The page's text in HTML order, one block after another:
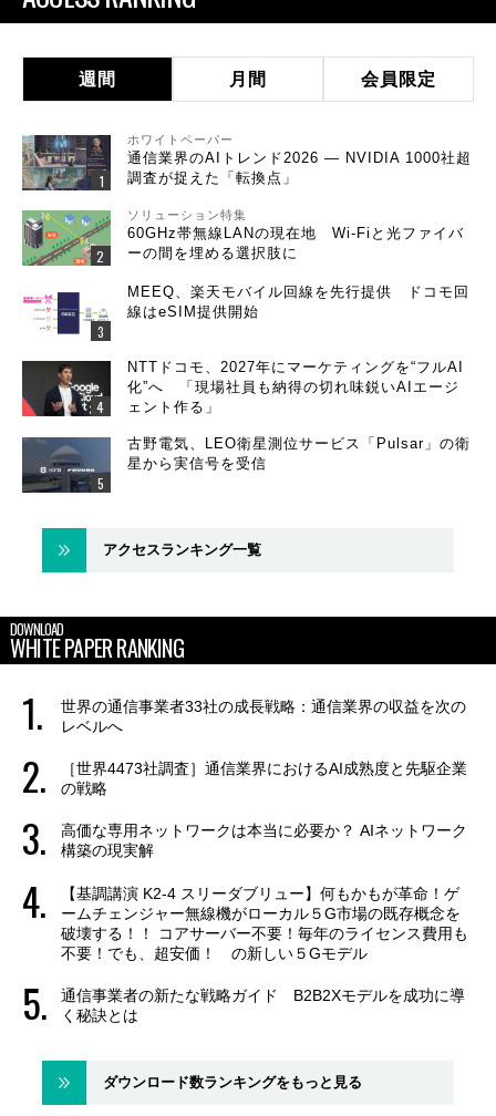
週間 月間 会員限定
ホワイトペーパー
通信業界のAIトレンド2026 ― NVIDIA 1000社超
調査が捉えた「転換点」
ソリューション特集
60GHz帯無線LANの現在地 Wi-Fiと光ファイバ
ーの間を埋める選択肢に
MEEQ、楽天モバイル回線を先行提供 ドコモ回
線はeSIM提供開始
NTTドコモ、2027年にマーケティングを“フルAI
化”へ 「現場社員も納得の切れ味鋭いAIエージ
ェント作る」
古野電気、LEO衛星測位サービス「Pulsar」の衛
星から実信号を受信
アクセスランキング一覧
DOWNLOAD
WHITE PAPER RANKING
世界の通信事業者33社の成長戦略：通信業界の収益を次の
レベルへ
［世界4473社調査］通信業界におけるAI成熟度と先駆企業
の戦略
高価な専用ネットワークは本当に必要か？ AIネットワーク
構築の現実解
【基調講演 K2-4 スリーダブリュー】何もかもが革命！ゲ
ームチェンジャー無線機がローカル５G市場の既存概念を
破壊する！！ コアサーバー不要！毎年のライセンス費用も
不要！でも、超安価！ の新しい５Gモデル
通信事業者の新たな戦略ガイド B2B2Xモデルを成功に導
く秘訣とは
ダウンロード数ランキングをもっと見る